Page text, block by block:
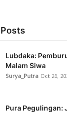
Lubdaka:
Malam Siwa
Surya_Putra Oct 26,
Pura Pegulingan: